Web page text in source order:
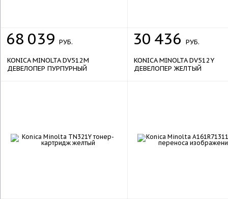
68 039 РУБ.
KONICA MINOLTA DV512M
ДЕВЕЛОПЕР ПУРПУРНЫЙ
30 436 РУБ.
KONICA MINOLTA DV512Y
ДЕВЕЛОПЕР ЖЕЛТЫЙ